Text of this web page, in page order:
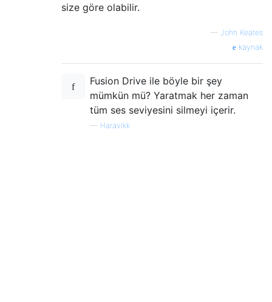
size göre olabilir.
— John Keates
kaynak
Fusion Drive ile böyle bir şey
mümkün mü? Yaratmak her zaman
tüm ses seviyesini silmeyi içerir.
— Haravikk